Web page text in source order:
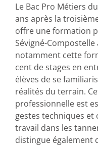
Le Bac Pro Métiers
ans après la
offre une formation
Sévigné-
notamment cette
cent de stages en
élèves de se
réalités du terrain.
professionnelle est
gestes techniques
travail dans les
distingue également